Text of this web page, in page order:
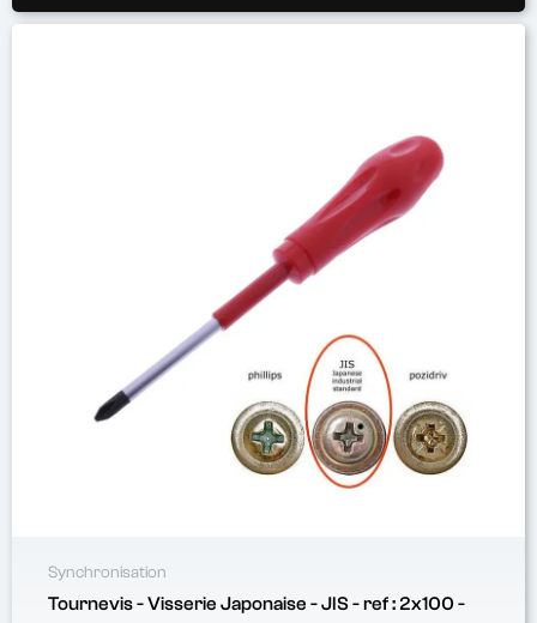
Synchronisation
Tournevis - Visserie Japonaise - JIS - ref : 2x100 -